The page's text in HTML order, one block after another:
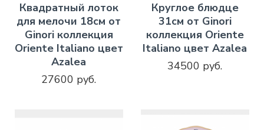
Квадратный лоток
для мелочи 18см от
Ginori коллекция
Oriente Italiano цвет
Azalea
27600 руб.
Круглое блюдце
31см от Ginori
коллекция Oriente
Italiano цвет Azalea
34500 руб.